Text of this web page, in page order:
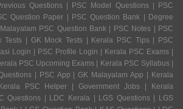
Questions | PSC Model Questions | PSC
Question Paper | PSC Question Bank | Degree
PSC Question Bank | PSC Notes | PSC
Tests | GK Mock Tests | Kerala PSC Tips | PSC
Login | PSC Profile Login | Kerala PSC Exams |
PSC Upcoming Exams | Kerala PSC Syllabus |
| PSC App | GK Malayalam App | Kerala
PSC Helper | Government Jobs | Kerala
Questions | LDC Kerala | LGS Questions | LGS